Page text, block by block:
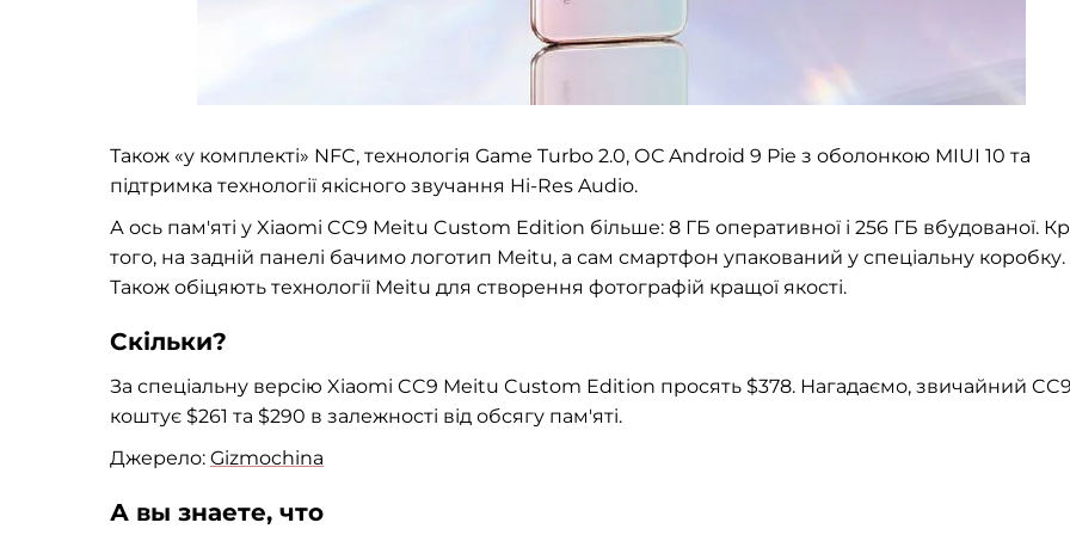
Також «у комплекті» NFC, технологія Game Turbo 2.0, ОС Android 9 Pie з оболонкою MIUI 10 та
підтримка технології якісного звучання Hi-Res Audio.
А ось пам'яті у Xiaomi CC9 Meitu Custom Edition більше: 8 ГБ оперативної і 256 ГБ вбудованої.
того, на задній панелі бачимо логотип Meitu, а сам смартфон упакований у спеціальну коробку.
Також обіцяють технології Meitu для створення фотографій кращої якості.
Скільки?
За спеціальну версію Xiaomi CC9 Meitu Custom Edition просять $378. Нагадаємо, звичайний CC9
коштує $261 та $290 в залежності від обсягу пам'яті.
Джерело: Gizmochina
А вы знаете, что